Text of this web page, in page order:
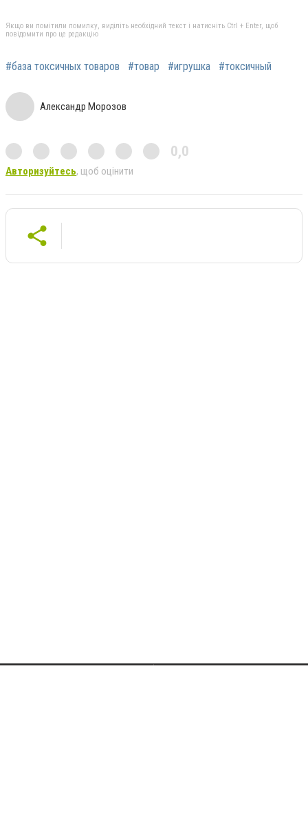
Якщо ви помітили помилку, виділіть необхідний текст і натисніть Ctrl + Enter, щоб
повідомити про це редакцію
#база токсичных товаров #товар #игрушка #токсичный
Александр Морозов
0,0
Авторизуйтесь, щоб оцінити